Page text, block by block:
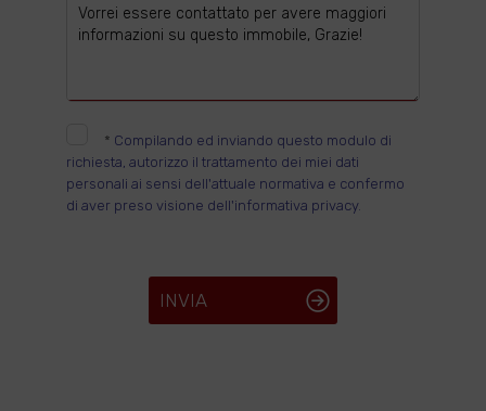
* Compilando ed inviando questo modulo di
richiesta, autorizzo il trattamento dei miei dati
personali ai sensi dell'attuale normativa e confermo
di aver preso visione dell'informativa privacy.
INVIA